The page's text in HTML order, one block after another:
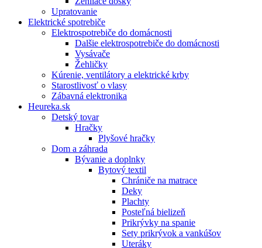
Upratovanie
Elektrické spotrebiče
Elektrospotrebiče do domácnosti
Dalšie elektrospotrebiče do domácnosti
Vysávače
Žehličky
Kúrenie, ventilátory a elektrické krby
Starostlivosť o vlasy
Zábavná elektronika
Heureka.sk
Detský tovar
Hračky
Plyšové hračky
Dom a záhrada
Bývanie a doplnky
Bytový textil
Chrániče na matrace
Deky
Plachty
Posteľná bielizeň
Prikrývky na spanie
Sety prikrývok a vankúšov
Uteráky